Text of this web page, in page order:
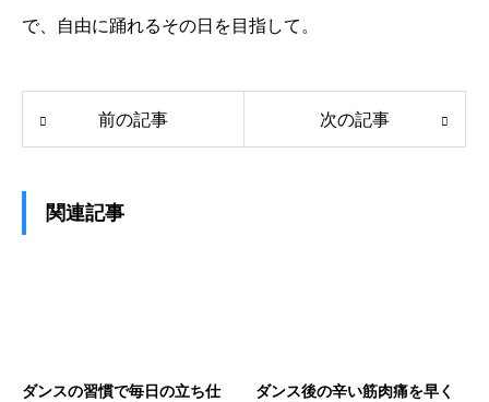
で、自由に踊れるその日を目指して。
前の記事 次の記事
関連記事
ダンスの習慣で毎日の立ち仕
ダンス後の辛い筋肉痛を早く